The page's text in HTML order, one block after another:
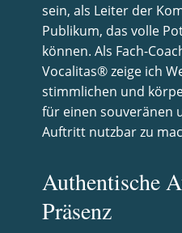
sein, als Leiter der
Publikum, das volle
können. Als Fach-
Vocalitas® zeige ich
stimmlichen und
für einen souveränen
Auftritt nutzbar zu
Authentische
Präsenz